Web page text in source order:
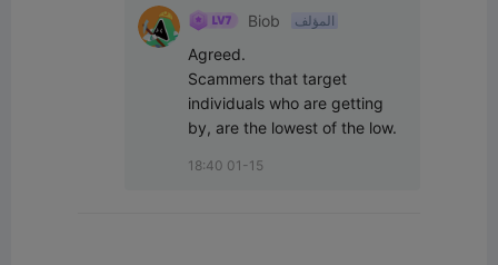
Biob المؤلف
Agreed.
Scammers that target
individuals who are getting
by, are the lowest of the low.
18:40 01-15